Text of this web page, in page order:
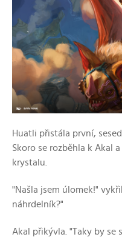
Huatli přistála první,
Skoro se rozběhla k Akal
krystalu.
"Našla jsem úlomek!"
náhrdelník?"
Akal přikývla. "Taky by se